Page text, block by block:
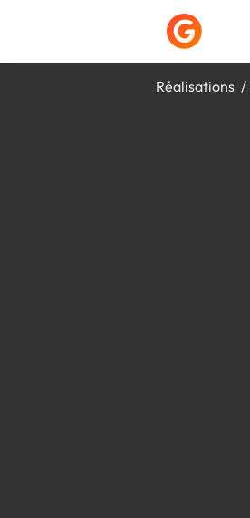
Réalisations